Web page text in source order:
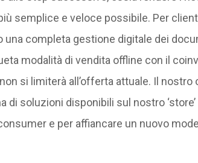
semplice e veloce possibile. Per
completa gestione digitale dei
modalità di vendita offline con il
si limiterà all’offerta attuale. Il nostro
di soluzioni disponibili sul nostro
e per affiancare un nuovo